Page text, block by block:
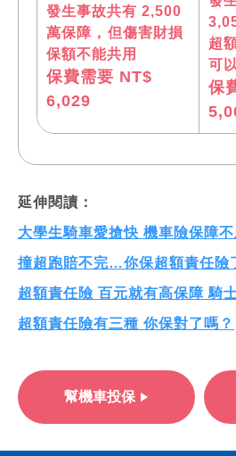
發生事故共有 2,500
萬保障， 但傷害財損
保額不能共用
保費需要 NT$
6,029
超
可
保
延伸閱讀：
大學生騎車愛搶快 機車險保障
撞超跑賠不完…你保超額責任險
超額責任險 百元就有高保障 騎
超額責任險有三種 你保對了嗎？
幫機車投保